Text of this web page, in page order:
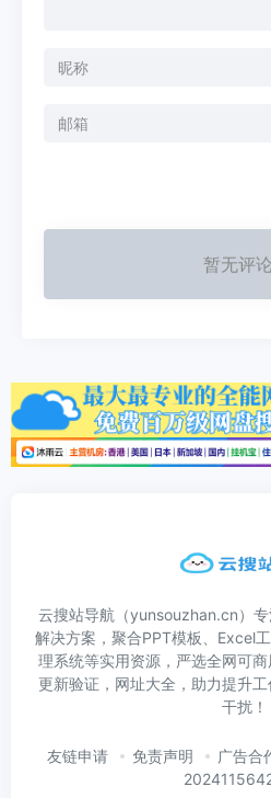
暂无评
云搜站导航（yunsouzhan.cn）
解决方案，聚合PPT模板、Excel
理系统等实用资源，严选全网可
更新验证，网址大全，助力提升
干扰！
友链申请 免责声明 广告合